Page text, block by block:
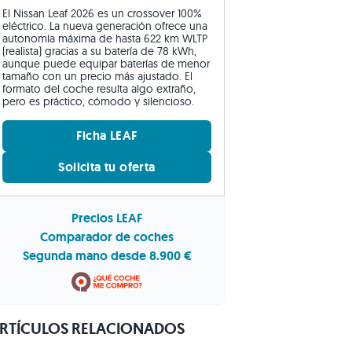
El Nissan Leaf 2026 es un crossover 100%
eléctrico. La nueva generación ofrece una
autonomía máxima de hasta 622 km WLTP
(realista) gracias a su batería de 78 kWh,
aunque puede equipar baterías de menor
tamaño con un precio más ajustado. El
formato del coche resulta algo extraño,
pero es práctico, cómodo y silencioso.
Ficha LEAF
Solicita tu oferta
Precios LEAF
Comparador de coches
Segunda mano desde 8.900 €
RELACIONADOS